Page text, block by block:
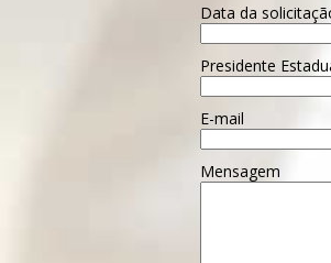
Data da
Presidente
E-mail
Mensagem